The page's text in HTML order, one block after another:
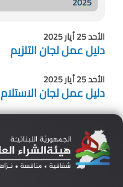
الأحد 25 أيار 2025
دليل عمل لجان التلزيم
الأحد 25 أيار 2025
دليل عمل لجان الاستلام